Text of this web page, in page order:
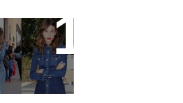
anos 90